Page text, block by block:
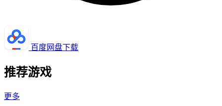
百度网盘下载
推荐游戏
更多